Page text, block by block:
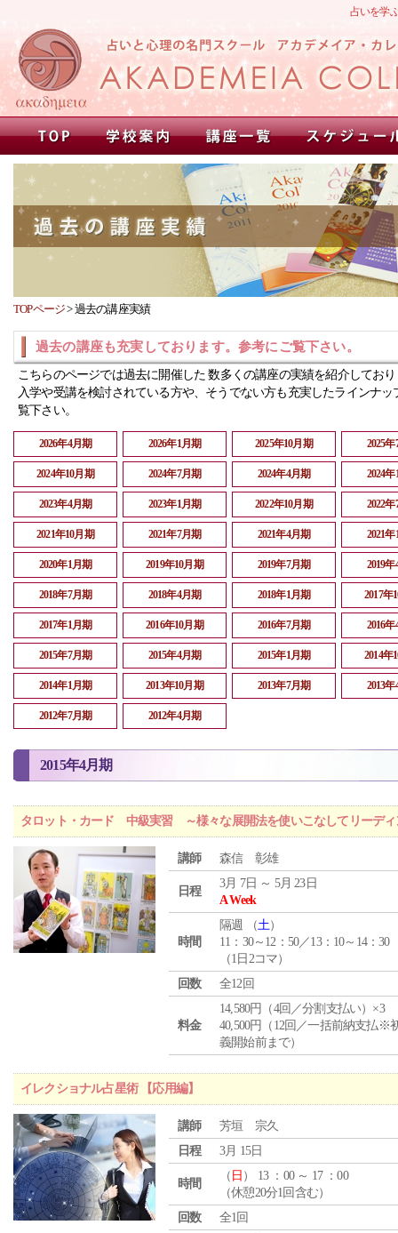
占いを学
TOPページ>過去の講座実績
過去の講座も充実しております。参考にご覧下さい。
こちらのページでは過去に開催した 数多くの講座の実績を紹介してお
入学や受講を検討されている方や、そうでない方も充実したラインナッ
覧下さい。
2026年4月期 2026年1月期 2025年10月期 2025
2024年10月期 2024年7月期 2024年4月期 2024
2023年4月期 2023年1月期 2022年10月期 2022
2021年10月期 2021年7月期 2021年4月期 2021
2020年1月期 2019年10月期 2019年7月期 2019
2018年7月期 2018年4月期 2018年1月期 2017年
2017年1月期 2016年10月期 2016年7月期 2016
2015年7月期 2015年4月期 2015年1月期 2014年
2014年1月期 2013年10月期 2013年7月期 2013
2012年7月期 2012年4月期
2015年4月期
タロット・カード 中級実習 ～様々な展開法を使いこなしてリーディ
講師 森信 彰雄
日程
3月 7日 ～ 5月 23日
A Week
時間
隔週 （土）
11：30～12：50／13：10～14：30
（1日2コマ）
回数
全12回
料金
14,580円（4回／分割支払い）×3
40,500円（12回／一括前納支払※
義開始前まで）
イレクショナル占星術 【応用編】
講師
芳垣 宗久
日程
3月 15日
時間
（ 日 ） 13 ：00 ～ 17 ：00
（休憩20分1回含む）
回数
全1回